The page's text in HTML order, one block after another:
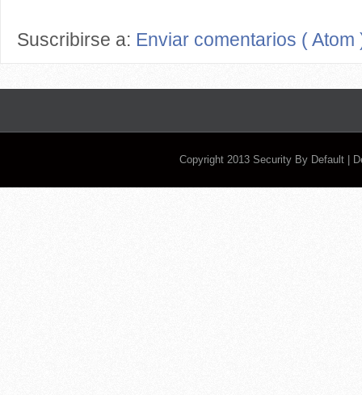
Suscribirse a: Enviar comentarios ( Atom
Copyright 2013 Security By Default |